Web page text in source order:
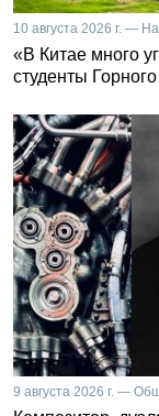
10 августа 2026 г. —
«В Китае много
студенты
9 августа 2026 г. —